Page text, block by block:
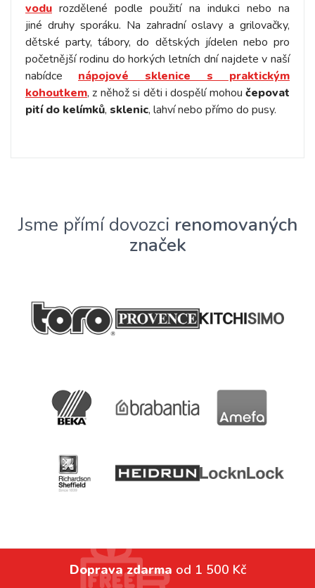
vodu rozdělené podle použití na indukci nebo na
jiné druhy sporáku. Na zahradní oslavy a grilovačky,
dětské party, tábory, do dětských jídelen nebo pro
početnější rodinu do horkých letních dní najdete v naší
nabídce nápojové sklenice s praktickým
kohoutkem, z něhož si děti i dospělí mohou čepovat
pití do kelímků, sklenic, lahví nebo přímo do pusy.
Jsme přímí dovozci renomovaných
značek
Doprava zdarma od 1 500 Kč